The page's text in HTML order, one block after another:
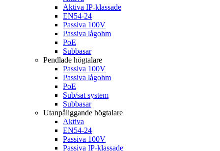
Aktiva IP-klassade
EN54-24
Passiva 100V
Passiva lågohm
PoE
Subbasar
Pendlade högtalare
Passiva 100V
Passiva lågohm
PoE
Sub/sat system
Subbasar
Utanpåliggande högtalare
Aktiva
EN54-24
Passiva 100V
Passiva IP-klassade